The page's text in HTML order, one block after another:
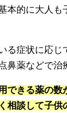
本的に大人も
る症状に応じ
鼻薬などで治
できる薬の数
相談して子供